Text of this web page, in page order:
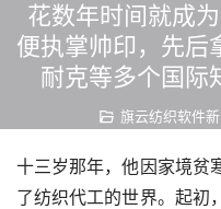
花数年时间就成
便执掌帅印，先后
耐克等多个国际
旗云纺织软件
十三岁那年，他因家境贫
了纺织代工的世界。起初